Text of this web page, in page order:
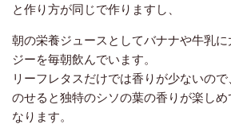
と作り方が同じで作りますし、
朝の栄養ジュースとしてバナナや牛乳
ジーを毎朝飲んでいます。
リーフレタスだけでは香りが少ないの
のせると独特のシソの葉の香りが楽し
なります。